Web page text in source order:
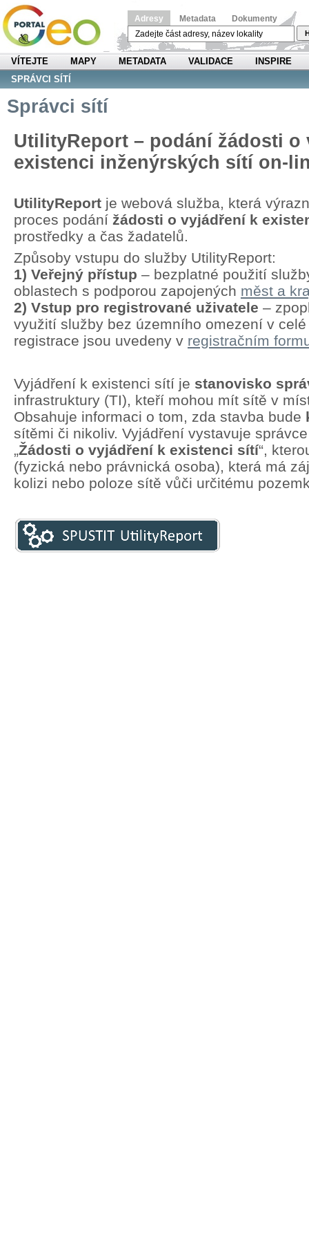
Adresy Metadata Dokumenty
VÍTEJTE MAPY METADATA VALIDACE
INSPIRE
SPRÁVCI SÍTÍ
Správci sítí
UtilityReport – podání žádosti o
existenci inženýrských sítí on-
UtilityReport je webová služba, která
proces podání žádosti o vyjádření k
prostředky a čas žadatelů.
Způsoby vstupu do služby UtilityReport:
1) Veřejný přístup – bezplatné použití
oblastech s podporou zapojených měst a
2) Vstup pro registrované uživatele –
využití služby bez územního omezení v
registrace jsou uvedeny v registračním
Vyjádření k existenci sítí je stanovisko
infrastruktury (TI), kteří mohou mít sítě v
Obsahuje informaci o tom, zda stavba bude
sítěmi či nikoliv. Vyjádření vystavuje
„Žádosti o vyjádření k existenci sítí“,
(fyzická nebo právnická osoba), která má
kolizi nebo poloze sítě vůči určitému